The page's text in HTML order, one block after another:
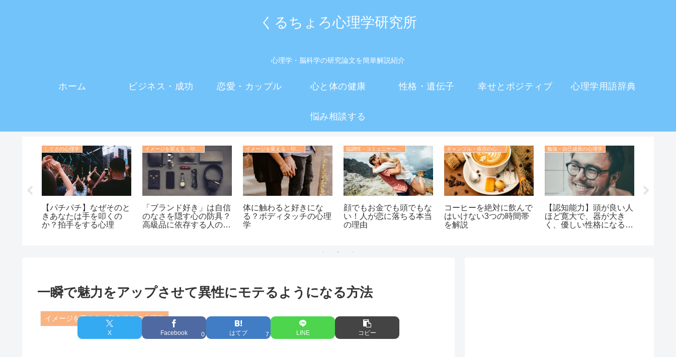
くるちょろ心理学研究所
心理学・脳科学の研究論文を簡単解説紹介
ホーム ビジネス・成功 恋愛・カップル 心と体の健康 性格・遺伝子 幸せとポジティブ 心理学用語辞典
悩み相談する
しぐさの心理学
【パチパチ】なぜそのと
きあなたは手を叩くの
か？拍手をする心理
イメージを変える・印象操作の心理学
「ブランド好き」は自信
のなさを隠す心の防具？
高級品に依存する人の深
イメージを変える・印象操作の心理学
体に触わると好きにな
る？ボディタッチの心理
学
協調性・コミュニケーション・人間関係の心理学
顔でもお金でも頭でもな
い！人が恋に落ちる本当
の理由
ギャンブル・依存の心理学
コーヒーを絶対に飲んで
はいけない3つの時間帯
を解説
勉強・自己成長の心理学
【認知能力】頭が良い人
ほど寛大で、器が大き
く、優しい性格になる理
一瞬で魅力をアップさせて異性にモテるようになる方法
イメージを変える・印象操作の心理学
X Facebook 0 はてブ 7 LINE コピー